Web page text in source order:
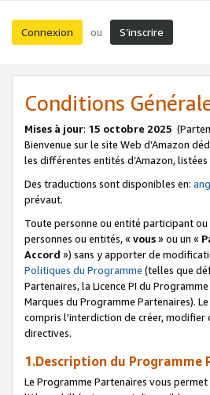
Connexion ou S’inscrire
Conditions
Mises à jour: 15 octobre 2025
Bienvenue sur le site Web d’Amazon
les différentes entités d’Amazon, listées
Des traductions sont disponibles en:
prévaut.
Toute personne ou entité participant
personnes ou entités, « vous» ou un «
Accord ») sans y apporter de
Politiques du Programme (telles que
Partenaires, la Licence PI du
Marques du Programme Partenaires).
compris l'interdiction de créer, modifier
directives.
1.Description du Programme
Le Programme Partenaires vous